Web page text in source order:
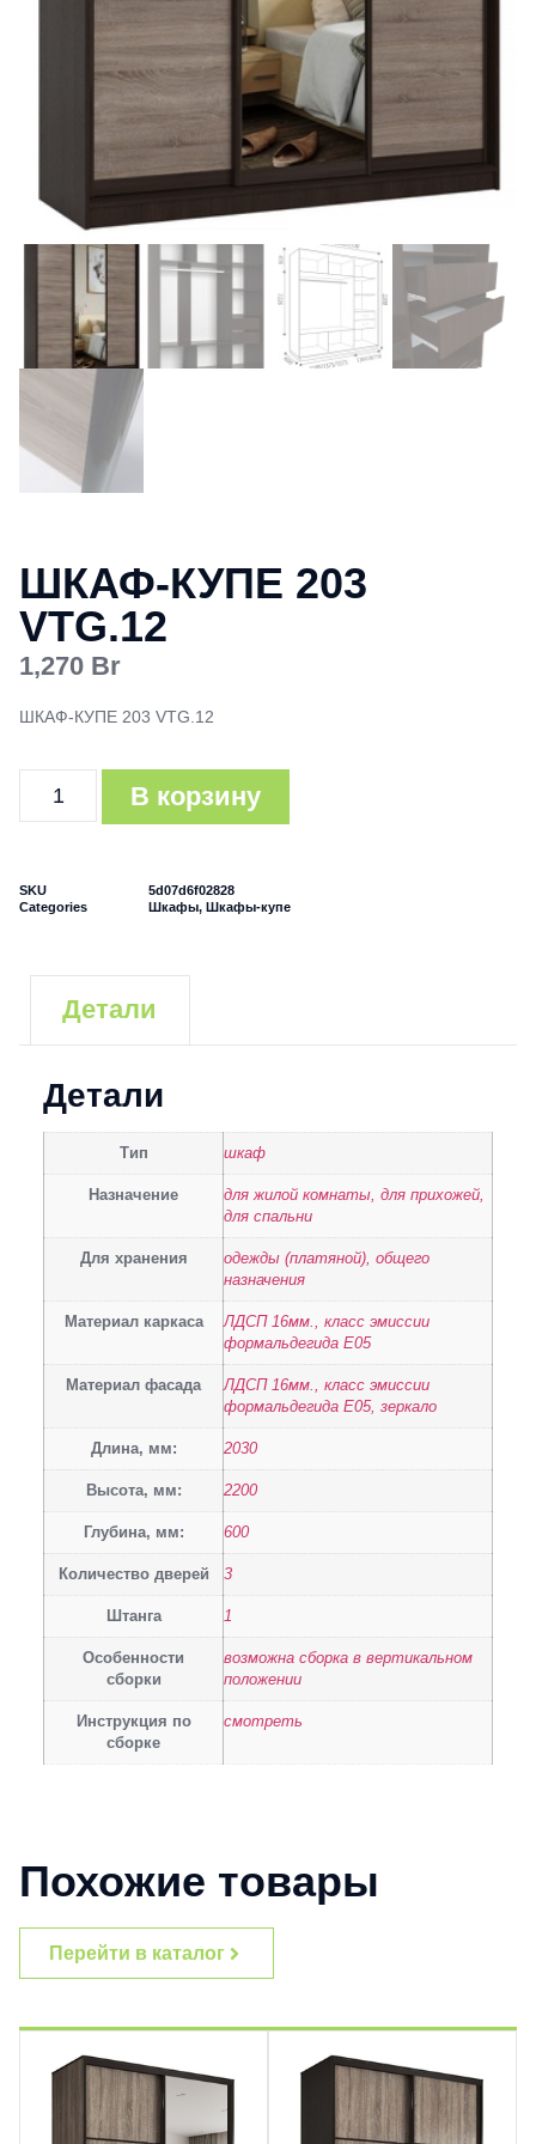
ШКАФ-КУПЕ 203
VTG.12
1,270 Br
ШКАФ-КУПЕ 203 VTG.12
В корзину
SKU
5d07d6f02828
Categories
Шкафы, Шкафы-купе
Детали
Детали
Тип шкаф
Назначение
для жилой комнаты, для прихожей,
для спальни
Для хранения
одежды (платяной), общего
назначения
Материал каркаса
ЛДСП 16мм., класс эмиссии
формальдегида Е05
Материал фасада
ЛДСП 16мм., класс эмиссии
формальдегида Е05, зеркало
Длина, мм: 2030
Высота, мм: 2200
Глубина, мм: 600
Количество дверей 3
Штанга 1
Особенности
сборки
возможна сборка в вертикальном
положении
Инструкция по
сборке
смотреть
Похожие товары
Перейти в каталог